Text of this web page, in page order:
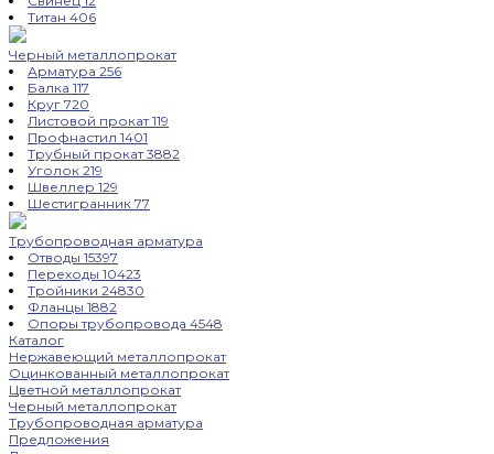
Титан 406
Черный металлопрокат
Арматура 256
Балка 117
Круг 720
Листовой прокат119
Профнастил 1401
Трубный прокат3882
Уголок 219
Швеллер 129
Шестигранник 77
Трубопроводная арматура
Отводы 15397
Переходы 10423
Тройники 24830
Фланцы 1882
Опоры трубопровода 4548
Каталог
Нержавеющий металлопрокат
Оцинкованный металлопрокат
Цветной металлопрокат
Черный металлопрокат
Трубопроводная арматура
Предложения